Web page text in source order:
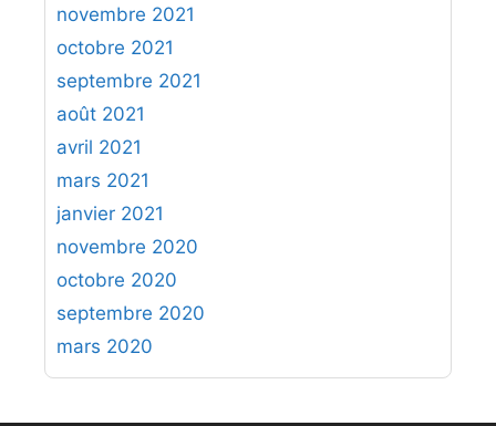
novembre 2021
octobre 2021
septembre 2021
août 2021
avril 2021
mars 2021
janvier 2021
novembre 2020
octobre 2020
septembre 2020
mars 2020